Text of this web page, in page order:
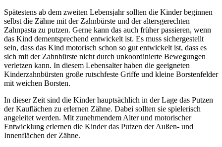
Spätestens ab dem zweiten Lebensjahr sollten die Kinder beginnen
selbst die Zähne mit der Zahnbürste und der altersgerechten
Zahnpasta zu putzen. Gerne kann das auch früher passieren, wenn
das Kind dementsprechend entwickelt ist. Es muss sichergestellt
sein, dass das Kind motorisch schon so gut entwickelt ist, dass es
sich mit der Zahnbürste nicht durch unkoordinierte Bewegungen
verletzen kann. In diesem Lebensalter haben die geeigneten
Kinderzahnbürsten große rutschfeste Griffe und kleine Borstenfelder
mit weichen Borsten.
In dieser Zeit sind die Kinder hauptsächlich in der Lage das Putzen
der Kauflächen zu erlernen Zähne. Dabei sollten sie spielerisch
angeleitet werden. Mit zunehmendem Alter und motorischer
Entwicklung erlernen die Kinder das Putzen der Außen- und
Innenflächen der Zähne.